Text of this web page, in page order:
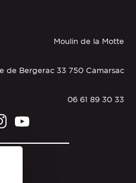
Moulin de la Motte
de Bergerac 33 750 Camarsac
06 61 89 30 33